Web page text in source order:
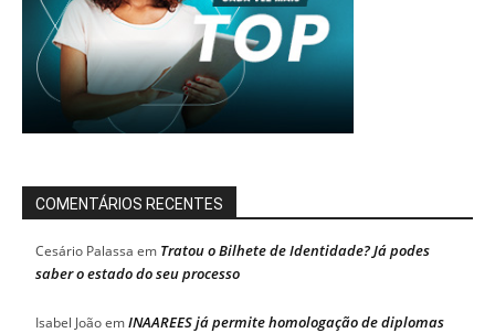
COMENTÁRIOS RECENTES
Cesário Palassa em Tratou o Bilhete de Identidade? Já podes
saber o estado do seu processo
Isabel JoãoemINAAREES já permite homologação de diplomas